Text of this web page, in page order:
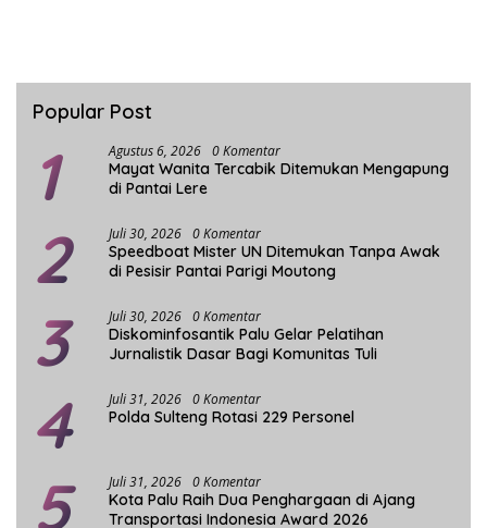
Popular Post
1 Agustus 6, 2026 0 Komentar
Mayat Wanita Tercabik Ditemukan Mengapung
di Pantai Lere
2 Juli 30, 2026 0 Komentar
Speedboat Mister UN Ditemukan Tanpa Awak
di Pesisir Pantai Parigi Moutong
3 Juli 30, 2026 0 Komentar
Diskominfosantik Palu Gelar Pelatihan
Jurnalistik Dasar Bagi Komunitas Tuli
4 Juli 31, 2026 0 Komentar
Polda Sulteng Rotasi 229 Personel
5 Juli 31, 2026 0 Komentar
Kota Palu Raih Dua Penghargaan di Ajang
Transportasi Indonesia Award 2026